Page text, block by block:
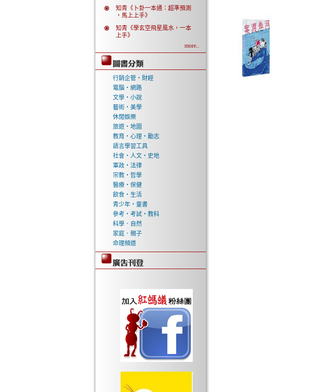
知青《卜卦一本通：超準預測
，馬上上手》
知青《學玄空飛星風水，一本
上手》
more..
行銷企管‧財經
電腦‧網路
文學‧小說
藝術‧美學
休閒娛樂
旅遊‧地圖
教育‧心理‧勵志
語言學習工具
社會‧人文‧史地
軍政‧法律
宗教‧哲學
醫療‧保健
飲食‧生活
青少年‧童書
參考‧考試‧教科
科學．自然
家庭．親子
命理頻道